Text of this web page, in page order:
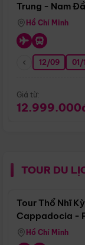
Trung - Nam
Hồ Chí Minh
12/09 01/
Giá từ:
TOUR DU
Tour Thổ Nhĩ
Cappadocia -
Hồ Chí Minh